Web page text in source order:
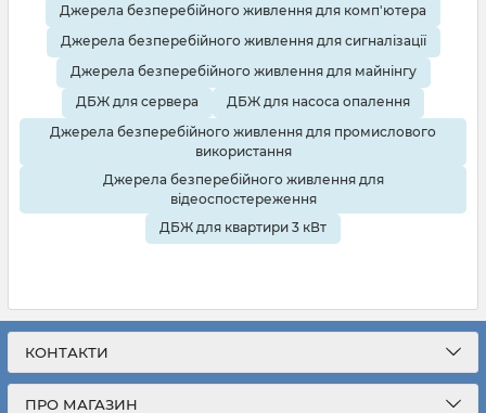
Джерела безперебійного живлення для комп'ютера
Джерела безперебійного живлення для сигналізації
Джерела безперебійного живлення для майнінгу
ДБЖ для сервера
ДБЖ для насоса опалення
Джерела безперебійного живлення для промислового
використання
Джерела безперебійного живлення для
відеоспостереження
ДБЖ для квартири 3 кВт
КОНТАКТИ
ПРО МАГАЗИН